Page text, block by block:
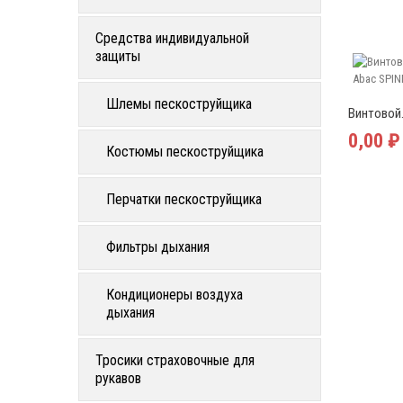
Средства индивидуальной
защиты
Шлемы пескоструйщика
Костюмы пескоструйщика
Перчатки пескоструйщика
Фильтры дыхания
Кондиционеры воздуха
дыхания
Тросики страховочные для
рукавов
0,00 ₽